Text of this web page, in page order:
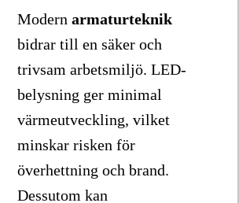
Modernarmaturteknik
bidrar till en säker och
trivsam arbetsmiljö. LED-
belysning ger minimal
värmeutveckling, vilket
minskar risken för
överhettning och brand.
Dessutom kan